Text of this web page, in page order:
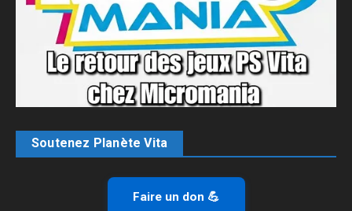
Soutenez Planète Vita
Faire un don 💪